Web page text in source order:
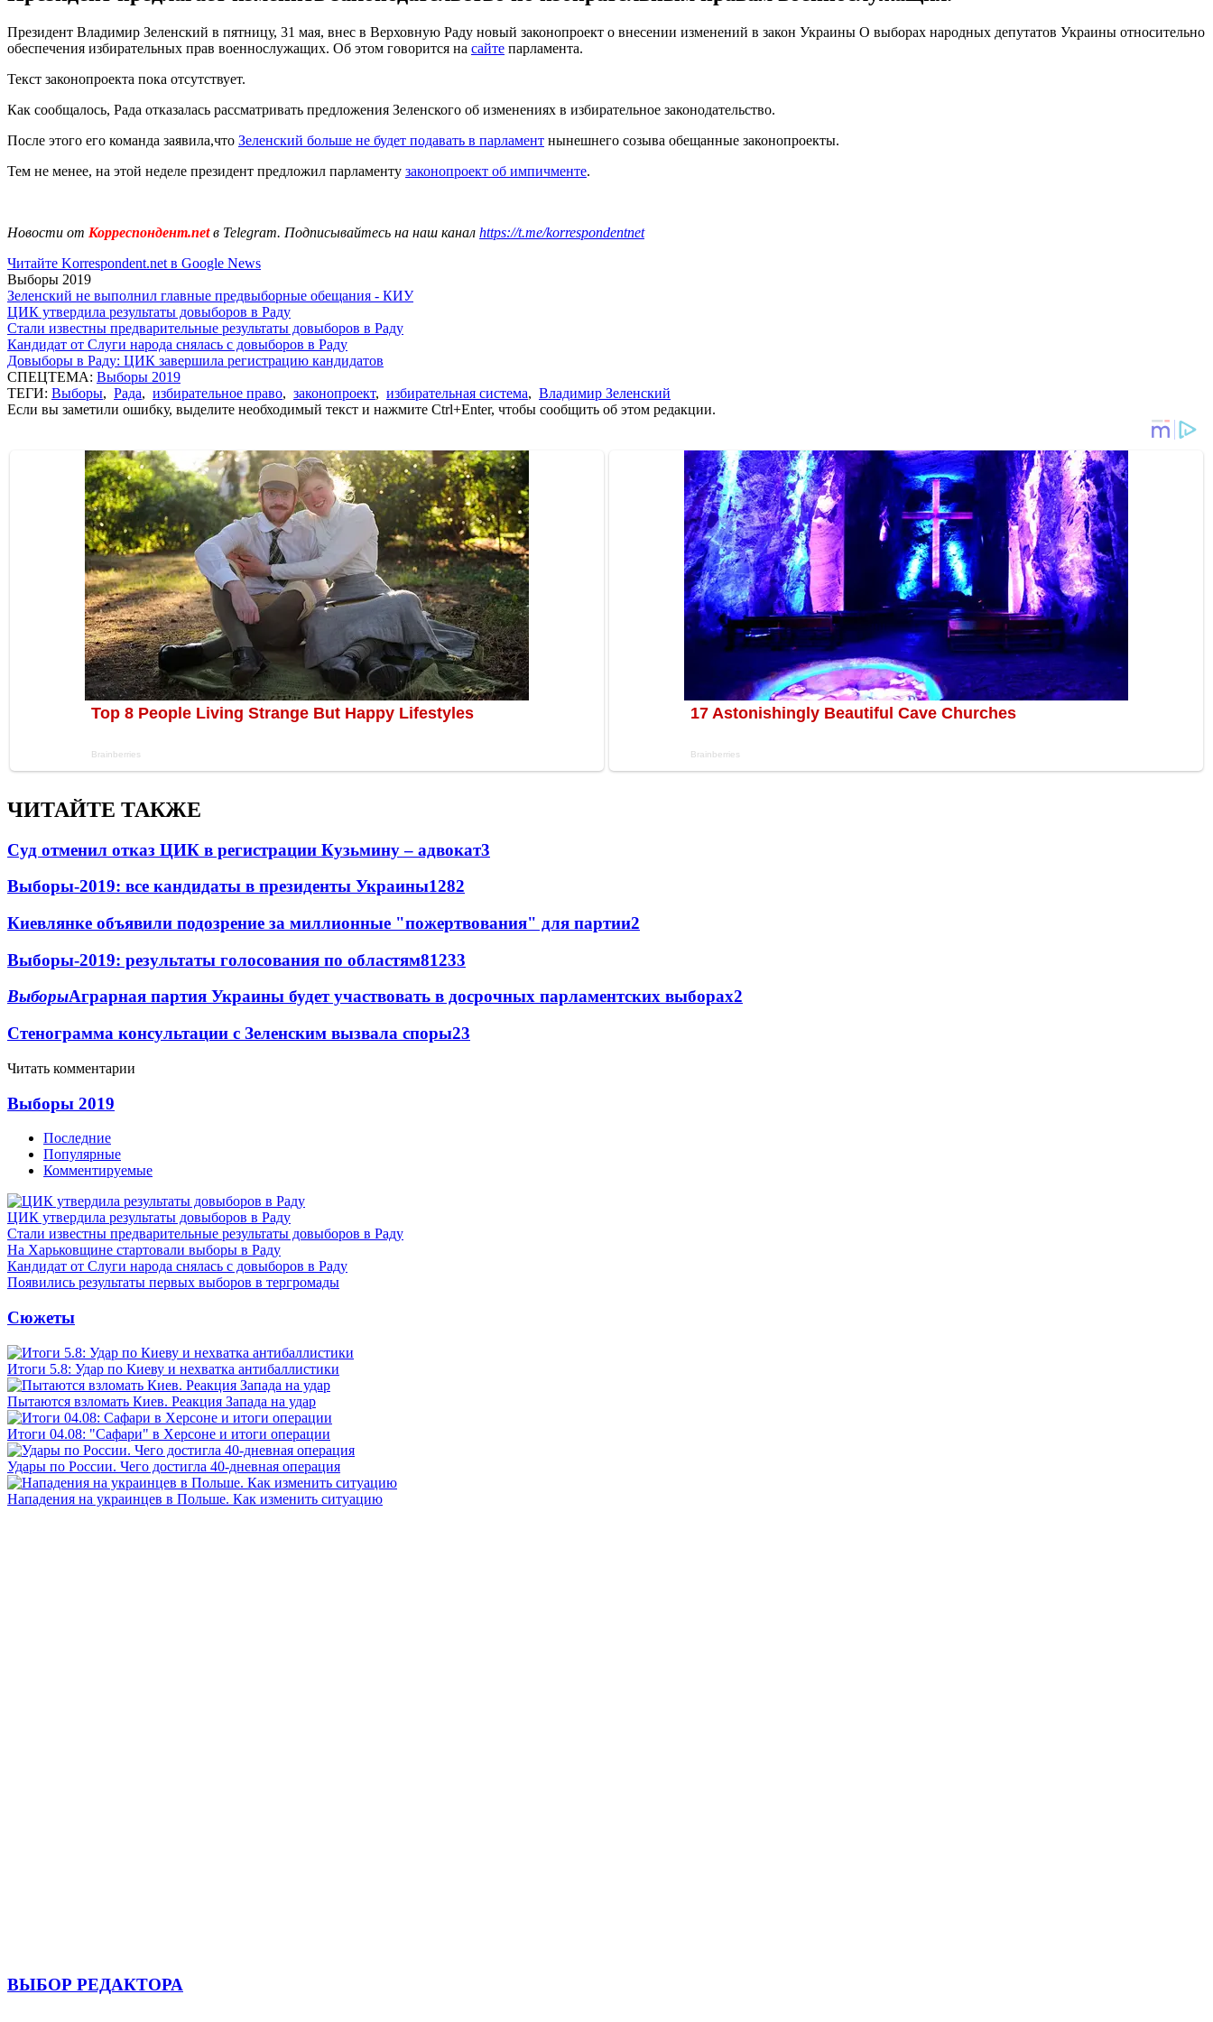
Президент Владимир Зеленский в пятницу, 31 мая, внес в Верховную Раду новый законопроект о внесении изменений в закон Украины О выборах народных депутатов Украины относительно
обеспечения избирательных прав военнослужащих. Об этом говорится на сайте парламента.
Текст законопроекта пока отсутствует.
Как сообщалось, Рада отказалась рассматривать предложения Зеленского об изменениях в избирательное законодательство.
После этого его команда заявила,что Зеленский больше не будет подавать в парламент нынешнего созыва обещанные законопроекты.
Тем не менее, на этой неделе президент предложил парламенту законопроект об импичменте.
Новости от Корреспондент.netв Telegram. Подписывайтесь на наш канал https://t.me/korrespondentnet
Читайте Korrespondent.net в Google News
Выборы 2019
Зеленский не выполнил главные предвыборные обещания - КИУ
ЦИК утвердила результаты довыборов в Раду
Стали известны предварительные результаты довыборов в Раду
Кандидат от Слуги народа снялась с довыборов в Раду
Довыборы в Раду: ЦИК завершила регистрацию кандидатов
СПЕЦТЕМА: Выборы 2019
ТЕГИ: Выборы, Рада, избирательное право, законопроект, избирательная система, Владимир Зеленский
Если вы заметили ошибку, выделите необходимый текст и нажмите Ctrl+Enter, чтобы сообщить об этом редакции.
ЧИТАЙТЕ ТАКЖЕ
Суд отменил отказ ЦИК в регистрации Кузьмину – адвокат3
Выборы-2019: все кандидаты в президенты Украины1282
Киевлянке объявили подозрение за миллионные "пожертвования" для партии2
Выборы-2019: результаты голосования по областям81233
ВыборыАграрная партия Украины будет участвовать в досрочных парламентских выборах2
Стенограмма консультации с Зеленским вызвала споры23
Читать комментарии
Выборы 2019
Последние
Популярные
Комментируемые
ЦИК утвердила результаты довыборов в Раду
Стали известны предварительные результаты довыборов в Раду
На Харьковщине стартовали выборы в Раду
Кандидат от Слуги народа снялась с довыборов в Раду
Появились результаты первых выборов в тергромады
Сюжеты
Итоги 5.8: Удар по Киеву и нехватка антибаллистики
Пытаются взломать Киев. Реакция Запада на удар
Итоги 04.08: "Сафари" в Херсоне и итоги операции
Удары по России. Чего достигла 40-дневная операция
Нападения на украинцев в Польше. Как изменить ситуацию
ВЫБОР РЕДАКТОРА